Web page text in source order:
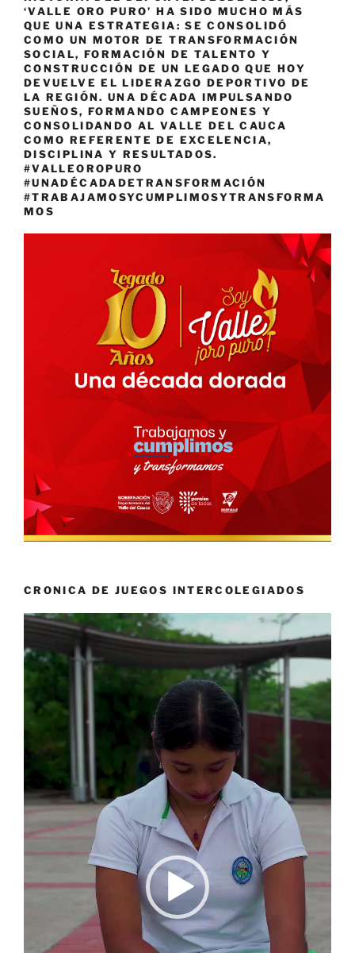
‘VALLE ORO PURO’ HA SIDO MUCHO MÁS
QUE UNA ESTRATEGIA: SE CONSOLIDÓ
COMO UN MOTOR DE TRANSFORMACIÓN
SOCIAL, FORMACIÓN DE TALENTO Y
CONSTRUCCIÓN DE UN LEGADO QUE HOY
DEVUELVE EL LIDERAZGO DEPORTIVO DE
LA REGIÓN. UNA DÉCADA IMPULSANDO
SUEÑOS, FORMANDO CAMPEONES Y
CONSOLIDANDO AL VALLE DEL CAUCA
COMO REFERENTE DE EXCELENCIA,
DISCIPLINA Y RESULTADOS.
#VALLEOROPURO
#UNADÉCADADETRANSFORMACIÓN
#TRABAJAMOSYCUMPLIMOSYTRANSFORMA
MOS
CRONICA DE JUEGOS INTERCOLEGIADOS
Reproductor
vídeo